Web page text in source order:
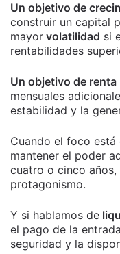
Un objetivo de
construir un capital
mayor volatilidad si
rentabilidades
Un objetivo de renta
mensuales
estabilidad y la
Cuando el foco está
mantener el poder
cuatro o cinco
protagonismo.
Y si hablamos de
el pago de la
seguridad y la